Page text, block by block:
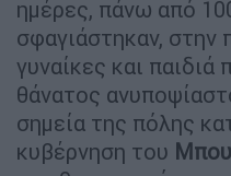
ημέρες, πάνω από
σφαγιάστηκαν, στην
γυναίκες και
θάνατος
σημεία της πόλης
κυβέρνηση του